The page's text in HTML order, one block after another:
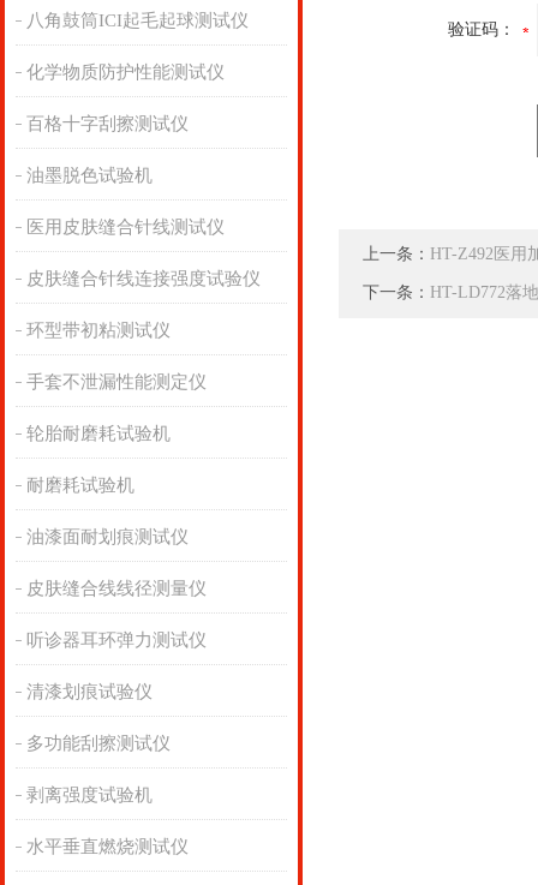
八角鼓筒ICI起毛起球测试仪
化学物质防护性能测试仪
百格十字刮擦测试仪
油墨脱色试验机
医用皮肤缝合针线测试仪
皮肤缝合针线连接强度试验仪
环型带初粘测试仪
手套不泄漏性能测定仪
轮胎耐磨耗试验机
耐磨耗试验机
油漆面耐划痕测试仪
皮肤缝合线线径测量仪
听诊器耳环弹力测试仪
清漆划痕试验仪
多功能刮擦测试仪
剥离强度试验机
水平垂直燃烧测试仪
验证码：
上一条： HT-Z492医用
下一条： HT-LD772落